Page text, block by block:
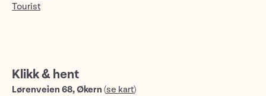
Tourist
Klikk & hent
Lørenveien 68, Økern (se kart)